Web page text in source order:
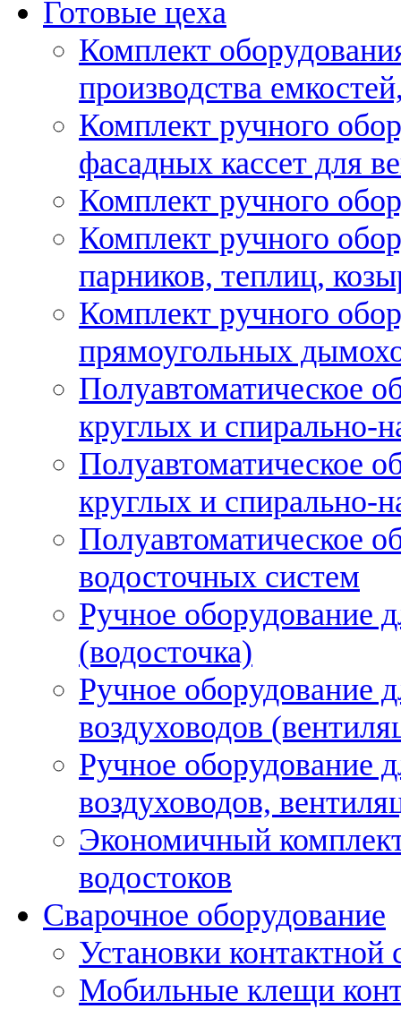
Готовые цеха
Комплект
производства
Комплект ручного
фасадных кассет для
Комплект ручного
Комплект ручного
парников, теплиц,
Комплект ручного
прямоугольных
Полуавтоматическое
круглых и спирально-
Полуавтоматическое
круглых и спирально-
Полуавтоматическое
водосточных систем
Ручное оборудование
(водосточка)
Ручное оборудование
воздуховодов
Ручное оборудование
воздуховодов,
Экономичный
водостоков
Сварочное оборудование
Установки
Мобильные клещи